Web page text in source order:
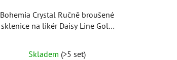
k
t
Bohemia Crystal Ručně broušené
sklenice na likér Daisy Line Gold
Skladem (>5 set)